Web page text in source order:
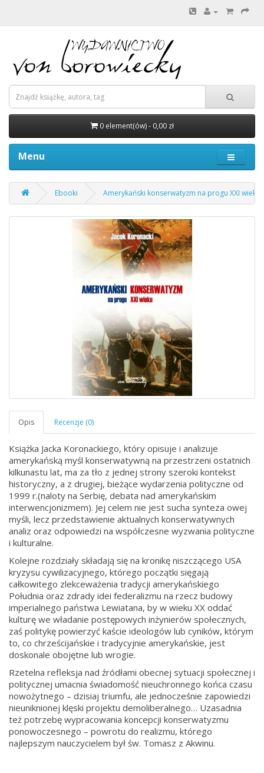
0 element(ów) - 0,00 zł
Menu
Ebooki Amerykański konserwatyzm na progu XXI wieku
Książka Jacka Koronackiego, który opisuje i analizuje
amerykańską myśl konserwatywną na przestrzeni ostatnich
kilkunastu lat, ma za tło z jednej strony szeroki kontekst
historyczny, a z drugiej, bieżące wydarzenia polityczne od
1999 r.(naloty na Serbię, debata nad amerykańskim
interwencjonizmem). Jej celem nie jest sucha synteza owej
myśli, lecz przedstawienie aktualnych konserwatywnych
analiz oraz odpowiedzi na współczesne wyzwania polityczne
i kulturalne.
Kolejne rozdziały składają się na kronikę niszczącego USA
kryzysu cywilizacyjnego, którego początki sięgają
całkowitego zlekceważenia tradycji amerykańskiego
Południa oraz zdrady idei federalizmu na rzecz budowy
imperialnego państwa Lewiatana, by w wieku XX oddać
kulturę we władanie postępowych inżynierów społecznych,
zaś politykę powierzyć kaście ideologów lub cyników, którym
to, co chrześcijańskie i tradycyjnie amerykańskie, jest
doskonale obojętne lub wrogie.
Rzetelna refleksja nad źródłami obecnej sytuacji społecznej i
politycznej umacnia świadomość nieuchronnego końca czasu
nowożytnego – dzisiaj triumfu, ale jednocześnie zapowiedzi
nieuniknionej klęski projektu demoliberalnego… Uzasadnia
też potrzebę wypracowania koncepcji konserwatyzmu
ponowoczesnego – powrotu do realizmu, którego
najlepszym nauczycielem był św. Tomasz z Akwinu.